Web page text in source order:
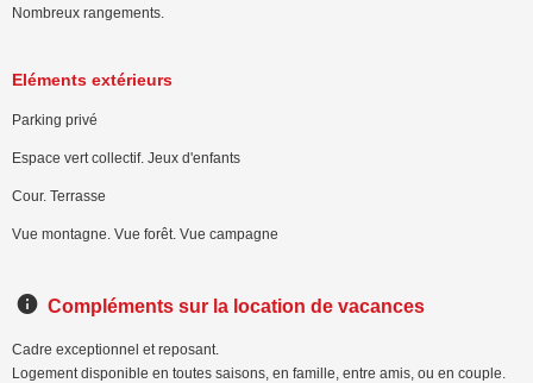
Nombreux rangements.
Eléments extérieurs
Parking privé
Espace vert collectif. Jeux d'enfants
Cour. Terrasse
Vue montagne. Vue forêt. Vue campagne
Compléments sur la location de vacances
Cadre exceptionnel et reposant.
Logement disponible en toutes saisons, en famille, entre amis, ou en couple.